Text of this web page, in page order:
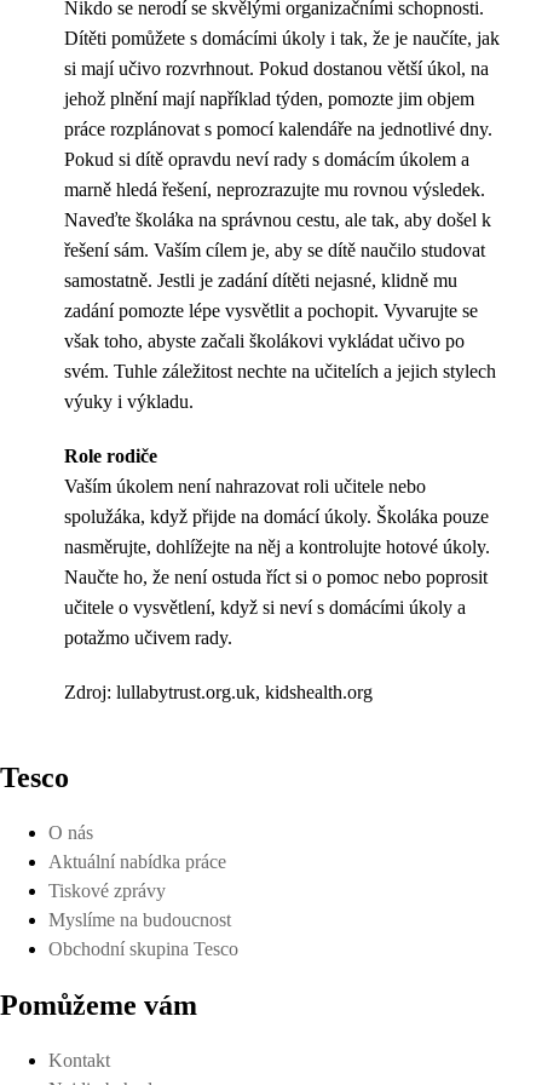
Nikdo se nerodí se skvělými organizačními schopnosti.
Dítěti pomůžete s domácími úkoly i tak, že je naučíte, jak
si mají učivo rozvrhnout. Pokud dostanou větší úkol, na
jehož plnění mají například týden, pomozte jim objem
práce rozplánovat s pomocí kalendáře na jednotlivé dny.
Pokud si dítě opravdu neví rady s domácím úkolem a
marně hledá řešení, neprozrazujte mu rovnou výsledek.
Naveďte školáka na správnou cestu, ale tak, aby došel k
řešení sám. Vaším cílem je, aby se dítě naučilo studovat
samostatně. Jestli je zadání dítěti nejasné, klidně mu
zadání pomozte lépe vysvětlit a pochopit. Vyvarujte se
však toho, abyste začali školákovi vykládat učivo po
svém. Tuhle záležitost nechte na učitelích a jejich stylech
výuky i výkladu.
Role rodiče
Vaším úkolem není nahrazovat roli učitele nebo
spolužáka, když přijde na domácí úkoly. Školáka pouze
nasměrujte, dohlížejte na něj a kontrolujte hotové úkoly.
Naučte ho, že není ostuda říct si o pomoc nebo poprosit
učitele o vysvětlení, když si neví s domácími úkoly a
potažmo učivem rady.
Zdroj: lullabytrust.org.uk, kidshealth.org
Tesco
O nás
Aktuální nabídka práce
Tiskové zprávy
Myslíme na budoucnost
Obchodní skupina Tesco
Pomůžeme vám
Kontakt